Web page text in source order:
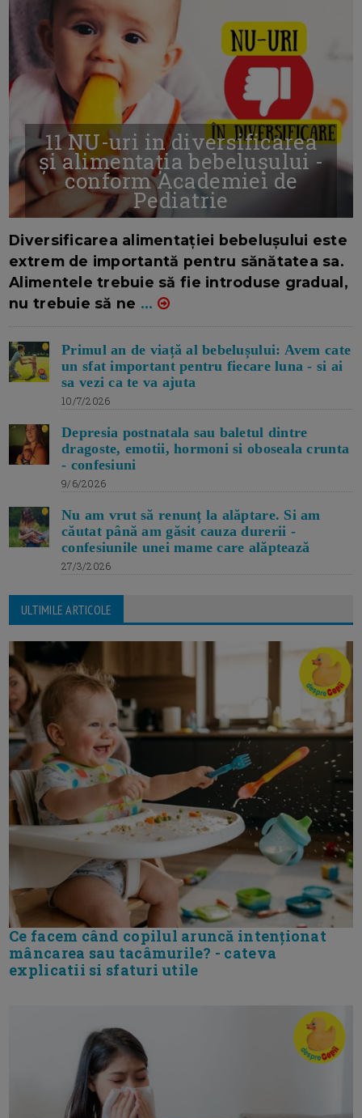
11 NU-uri in diversificarea
și alimentația bebelușului -
conform Academiei de
Pediatrie
Diversificarea alimentației bebelușului este
extrem de importantă pentru sănătatea sa.
Alimentele trebuie să fie introduse gradual,
nu trebuie să ne ...
Primul an de viață al bebelușului: Avem cate
un sfat important pentru fiecare luna - si ai
sa vezi ca te va ajuta
10/7/2026
Depresia postnatala sau baletul dintre
dragoste, emotii, hormoni si oboseala crunta
- confesiuni
9/6/2026
Nu am vrut să renunț la alăptare. Si am
căutat până am găsit cauza durerii -
confesiunile unei mame care alăptează
27/3/2026
ULTIMILE ARTICOLE
Ce facem când copilul aruncă intenționat
mâncarea sau tacâmurile? - cateva
explicatii si sfaturi utile